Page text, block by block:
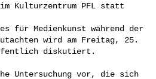
wird am Freitag, 25.
diskutiert.